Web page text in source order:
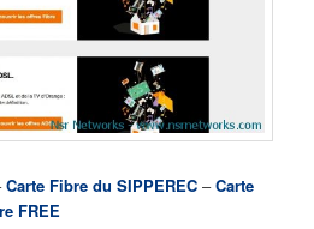
Carte Fibre du SIPPEREC –Carte
FREE